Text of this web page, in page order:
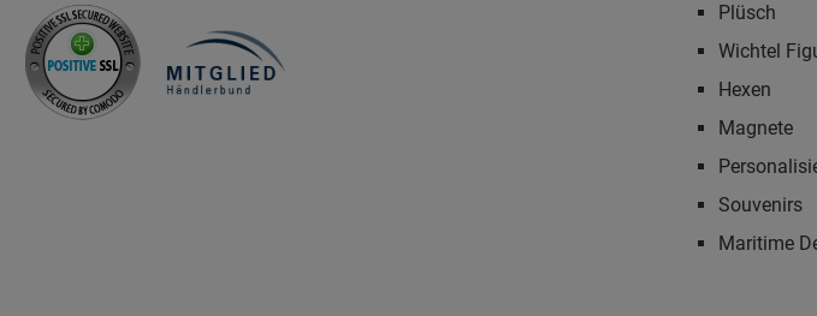
Plüsch
Wichtel
Hexen
Magnete
Souvenirs
Maritime